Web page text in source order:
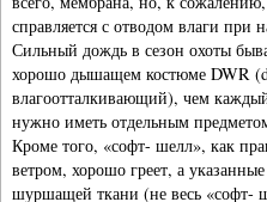
справляется с отводом влаги при
Сильный дождь в сезон охоты
хорошо дышащем костюме DWR
влагоотталкивающий), чем
нужно иметь отдельным
Кроме того, «софт- шелл», как
ветром, хорошо греет, а
шуршащей ткани (не весь «софт-